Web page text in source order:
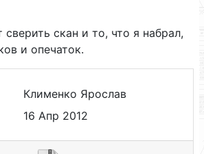
скан и то, что я набрал,
и опечаток.
Клименко Ярослав
16 Апр 2012